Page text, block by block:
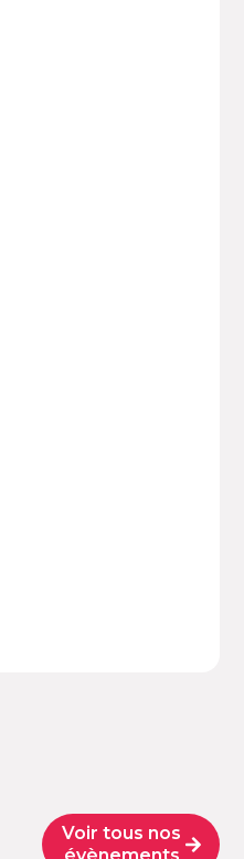
Voir tous nos